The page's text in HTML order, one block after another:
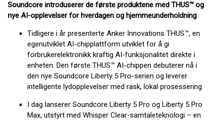
Soundcore introduserer de første produktene med THUS™ og
nye AI-opplevelser for hverdagen og hjemmeunderholdning
Tidligere i år presenterte Anker Innovations THUS™️, en
egenutviklet AI-chipplattform utviklet for å gi
forbrukerelektronikk kraftig AI-funksjonalitet direkte i
enheten. Den første THUS™️ AI-chippen debuterer nå i
den nye Soundcore Liberty 5 Pro-serien og leverer
intelligente lydopplevelser med rask, lokal prosessering.
I dag lanserer Soundcore Liberty 5 Pro og Liberty 5 Pro
Max, utstyrt med Whisper Clear-samtaleteknologi – en